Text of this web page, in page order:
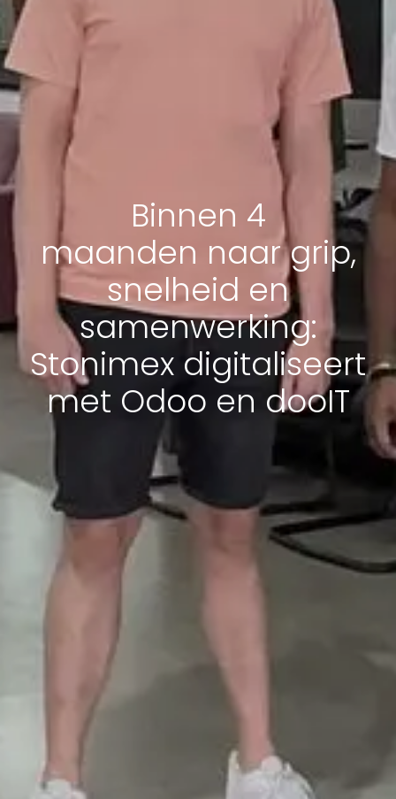
Binnen 4
maanden naar grip,
snelheid en
samenwerking:
Stonimex digitaliseert
met Odoo en dooIT